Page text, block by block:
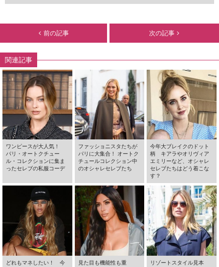
前の記事 次の記事
関連記事
ワンピースが大人気！
パリ・オートクチュー
ル・コレクションに集ま
ったセレブの私服コーデ
ファッショニスタたちが
パリに大集合！ オートク
チュールコレクション中
のオシャレセレブたち
今年大ブレイクのドット
柄 キアラやオリヴィア
エミリーなど、オシャレ
セレブたちはどう着こな
す？
どれもマネしたい！ 今
見た目も機能性も重
リゾートスタイル見本